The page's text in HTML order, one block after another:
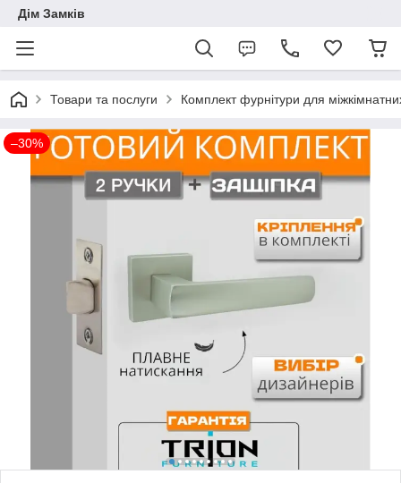
Дім Замків
Товари та послуги Комплект фурнітури для
–30%